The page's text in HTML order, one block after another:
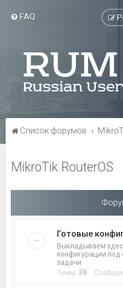
FAQ
Список форумов
MikroTik RouterOS
Готовые
Выкладываем
конфигурации
задачи
Темы: 38